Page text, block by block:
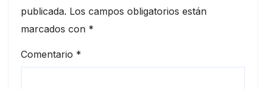
publicada. Los campos obligatorios están
marcados con *
Comentario *